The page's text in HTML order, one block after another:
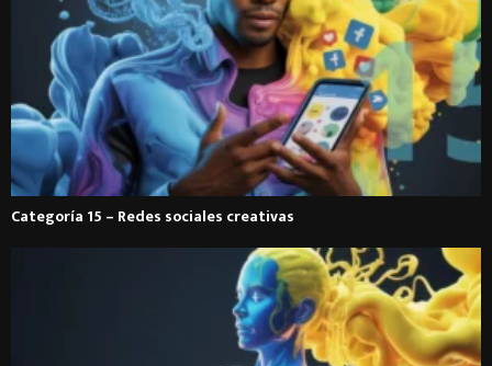
Categoría 15 – Redes sociales creativas